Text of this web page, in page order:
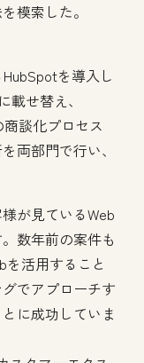
模索した。
を導入し
載せ替え、
談化プロセス
両部門で行い、
が見ているWeb
数年前の案件も
を活用すること
でアプローチす
に成功していま